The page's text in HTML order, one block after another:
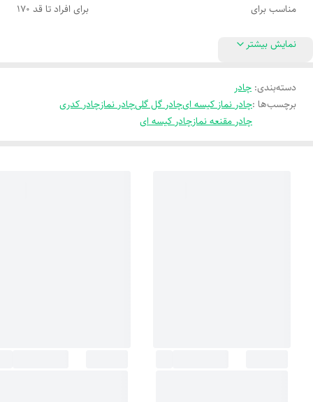
مناسب برای برای افراد تا قد 170
نمایش بیشتر
دسته‌بندی: چادر
برچسب‌ها :چادر نماز کیسه ایچادر گل گلیچادر نمازچادر کدری
چادر مقنعه نمازچادر کیسه ای